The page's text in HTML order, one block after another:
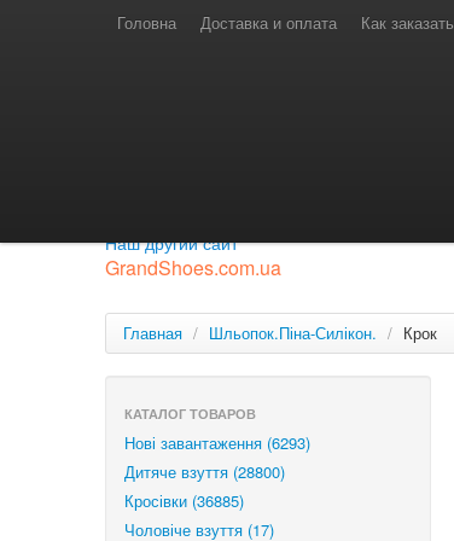
Головна Доставка и оплата Как заказать
Лайф: (063) 527-76-88 МТС: (050) 967-41-33
Наш другий сайт
GrandShoes.com.ua
Главная / Шльопок.Піна-Силікон. / Крок
КАТАЛОГ ТОВАРОВ
Нові завантаження (6293)
Дитяче взуття (28800)
Кросівки (36885)
Чоловіче взуття (17)